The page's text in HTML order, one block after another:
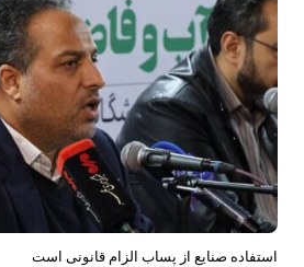
استفاده صنایع از پساب الزام قانونی است